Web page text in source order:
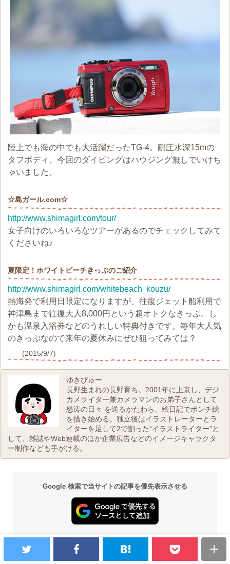
陸上でも海の中でも大活躍だったTG-4。耐圧水深15mの
タフボディ、今回のダイビングはハウジング無しでいけち
ゃいました。
☆島ガール.com☆
http://www.shimagirl.com/tour/
女子向けのいろいろなツアーがあるのでチェックしてみて
くださいね♪
夏限定！ホワイトビーチきっぷのご紹介
http://www.shimagirl.com/whitebeach_kouzu/
熱海発で利用日限定になりますが、往復ジェット船利用で
神津島まで往復大人8,000円という超オトクなきっぷ。し
かも温泉入浴券などのうれしい特典付きです。毎年大人気
のきっぷなので来年の夏休みにぜひ狙ってみては？
(2015/9/7)
ゆきぴゅー
長野生まれの長野育ち。2001年に上京し、デジ
カメライター兼カメラマンのお弟子さんとして
怒涛の日々 を送るかたわら、絵日記でポンチ絵
を描き始める。独立後はイラストレーターとラ
イターを足して2で割った“イラストライター”と
して、雑誌やWeb連載のほか企業広告などのイメージキャラクタ
ー制作なども手がける。
Google 検索で当サイトの記事を優先表示させる